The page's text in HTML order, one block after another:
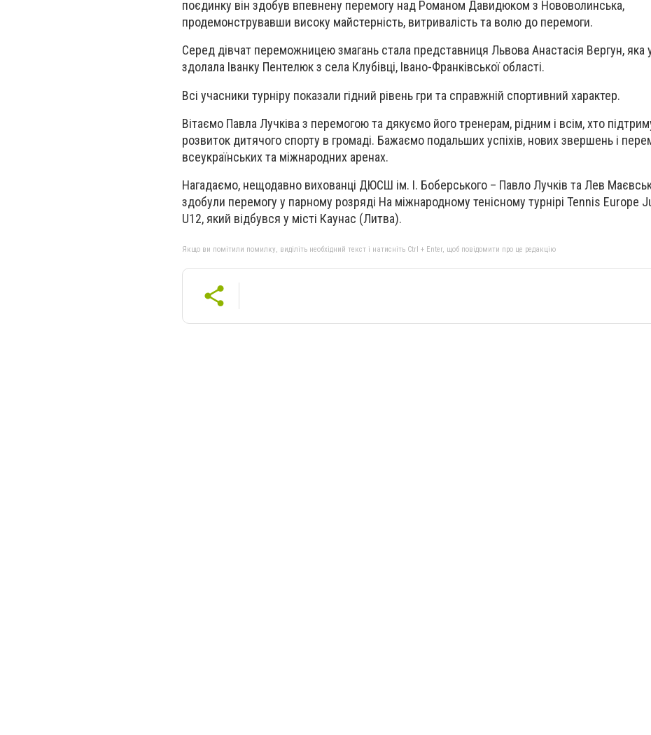
поєдинку він здобув впевнену перемогу над Романом Давидюком з Нововолинська,
продемонструвавши високу майстерність, витривалість та волю до перемоги.
Серед дівчат переможницею змагань стала представниця Львова Анастасія Вергун, яка у
здолала Іванку Пентелюк з села Клубівці, Івано-Франківської області.
Всі учасники турніру показали гідний рівень гри та справжній спортивний характер.
Вітаємо Павла Лучківа з перемогою та дякуємо його тренерам, рідним і всім, хто
розвиток дитячого спорту в громаді. Бажаємо подальших успіхів, нових звершень і
всеукраїнських та міжнародних аренах.
Нагадаємо, нещодавно вихованці ДЮСШ ім. І. Боберського – Павло Лучків та Лев
здобули перемогу у парному розряді На міжнародному тенісному турнірі Tennis Europe
U12, який відбувся у місті Каунас (Литва).
Якщо ви помітили помилку, виділіть необхідний текст і натисніть Ctrl + Enter, щоб повідомити про це редакцію